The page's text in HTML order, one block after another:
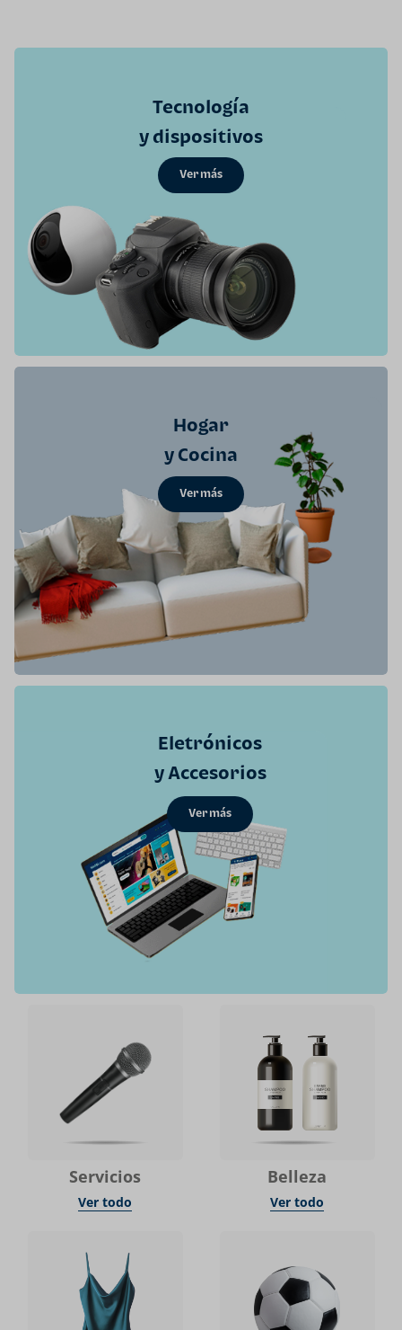
Tecnología
y dispositivos
Ver más
Hogar
y Cocina
Ver más
Eletrónicos
y Accesorios
Ver más
Servicios
Ver todo
Belleza
Ver todo